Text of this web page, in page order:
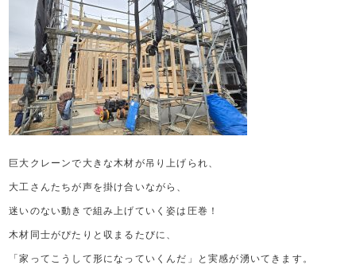
巨大クレーンで大きな木材が吊り上げられ、
大工さんたちが声を掛け合いながら、
迷いのない動きで組み上げていく姿は圧巻！
木材同士がぴたりと収まるたびに、
「家ってこうして形になっていくんだ」と実感が湧いてきます。